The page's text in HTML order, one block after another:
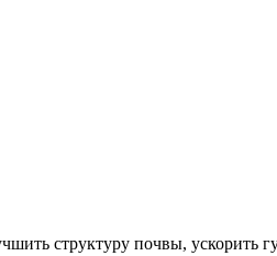
структуру почвы, ускорить